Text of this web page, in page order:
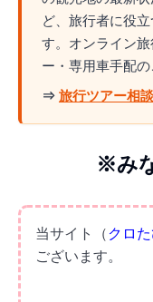
ど、旅行者に役
す。オンライン
ー・専用車手配の
⇒ 旅行ツアー相
※み
当サイト（ クロ
ございます。